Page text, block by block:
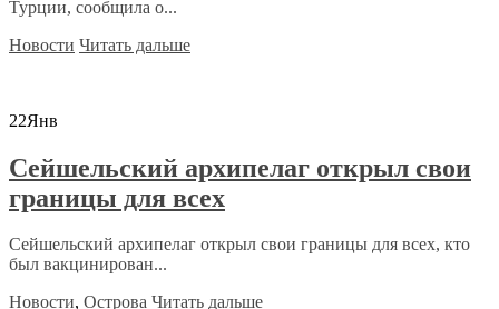
Турции, сообщила о...
Новости Читать дальше
22Янв
Сейшельский архипелаг открыл свои
границы для всех
Сейшельский архипелаг открыл свои границы для всех, кто
был вакцинирован...
Новости, Острова Читать дальше